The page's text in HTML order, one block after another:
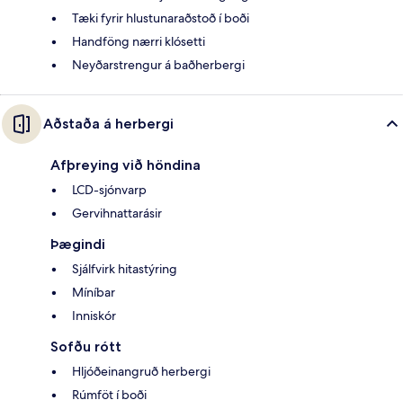
Tæki fyrir hlustunaraðstoð í boði
Handföng nærri klósetti
Neyðarstrengur á baðherbergi
Aðstaða á herbergi
Afþreying við höndina
LCD-sjónvarp
Gervihnattarásir
Þægindi
Sjálfvirk hitastýring
Míníbar
Inniskór
Sofðu rótt
Hljóðeinangruð herbergi
Rúmföt í boði